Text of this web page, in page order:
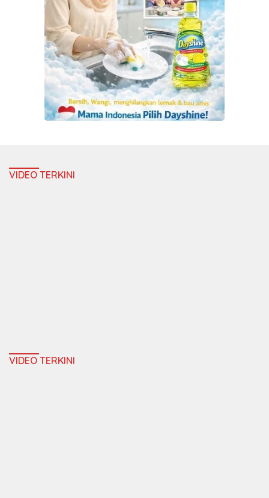
VIDEO TERKINI
VIDEO TERKINI